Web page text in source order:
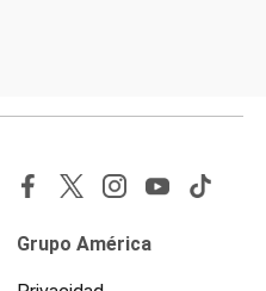
Grupo América